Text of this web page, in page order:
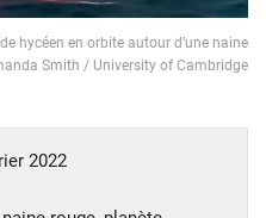
hycéen en orbite autour d’une naine
Smith / University of Cambridge
2022